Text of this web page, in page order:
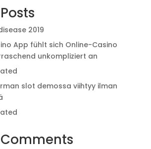
2019
App fühlt sich Online-Casino
unkompliziert an
slot demossa viihtyy ilman